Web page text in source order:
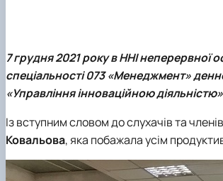
7 грудня 2021 року в ННІ неперервної
спеціальності 073 «Менеджмент»
«Управління інноваційною
Із вступним словом до слухачів та
Ковальова, яка побажала усім